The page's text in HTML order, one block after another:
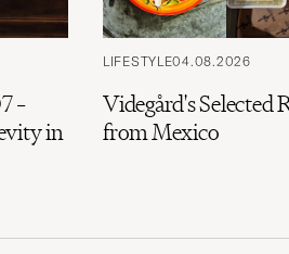
–
in
LIFESTYLE04.08.2026
Videgård's Selected
from Mexico